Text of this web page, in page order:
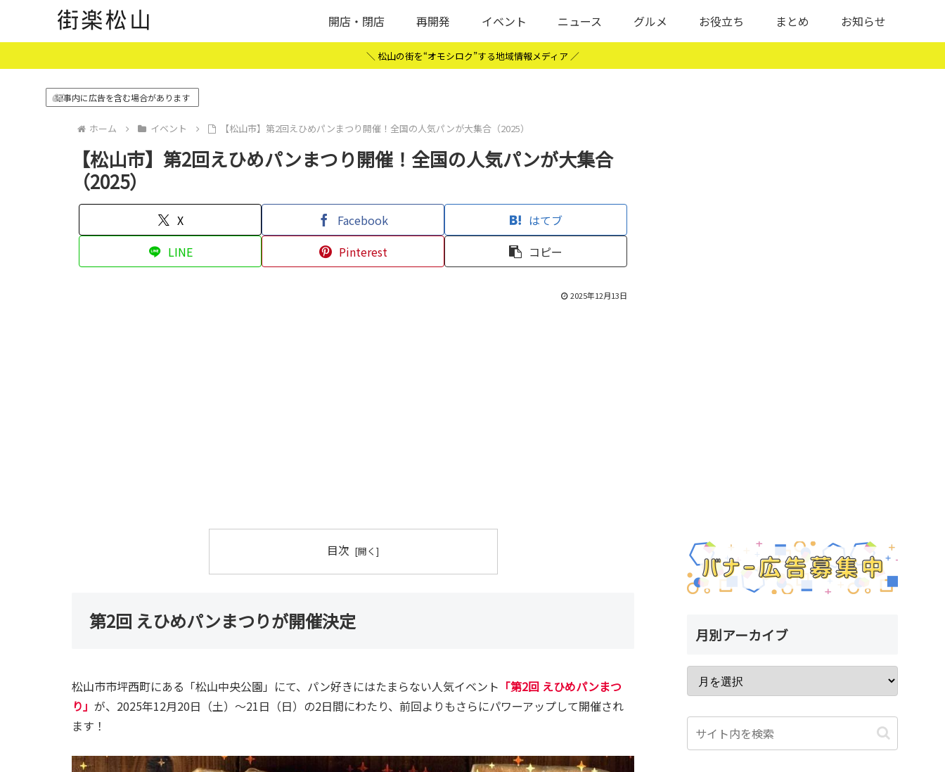
開店・閉店 再開発 イベント ニュース グルメ お役立ち まとめ お知らせ
＼ 松山の街を“オモシロク”する地域情報メディア ／
記事内に広告を含む場合があります
ホーム イベント 【松山市】第2回えひめパンまつり開催！全国の人気パンが大集合（2025）
【松山市】第2回えひめパンまつり開催！全国の人気パンが大集合
（2025）
X Facebook
はてブ
LINE
Pinterest コピー
2025年12月13日
目次
第2回 えひめパンまつりが開催決定
松山市市坪西町にある「松山中央公園」にて、パン好きにはたまらない人気イベント 「第2回 えひめパンまつ
り」 が、2025年12月20日（土）～21日（日）の2日間にわたり、前回よりもさらにパワーアップして開催され
ます！
月別アーカイブ